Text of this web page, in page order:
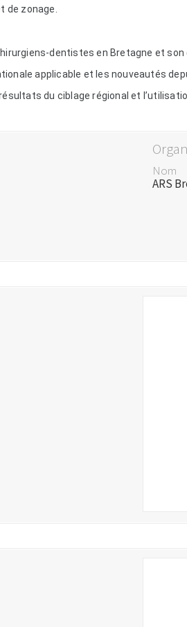
de zonage.
dentistes en Bretagne et son
applicable et les nouveautés
du ciblage régional et
Nom
ARS